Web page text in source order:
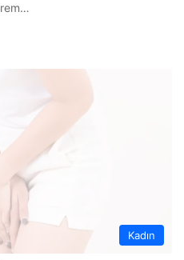
Kadın